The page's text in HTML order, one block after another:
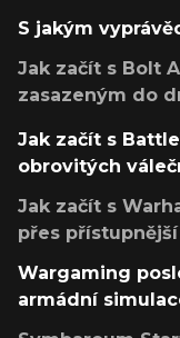
S jakým
Jak začít s Bolt
zasazeným do
Jak začít s
obrovitých
Jak začít s
přes
Wargaming
armádní